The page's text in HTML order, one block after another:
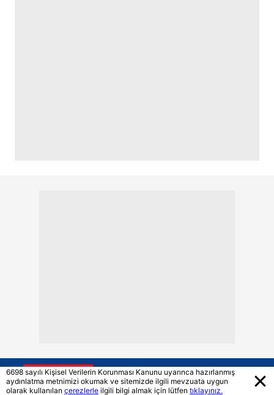
6698 sayılı Kişisel Verilerin Korunması Kanunu uyarınca hazırlanmış
aydınlatma metnimizi okumak ve sitemizde ilgili mevzuata uygun
olarak kullanılan çerezlerle ilgili bilgi almak için lütfen tıklayınız.